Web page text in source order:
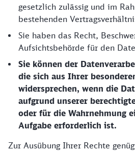
gesetzlich zulässig und im
bestehenden
Sie haben das Recht,
Aufsichtsbehörde für den
Sie können der
die sich aus Ihrer
widersprechen, wenn die
aufgrund unserer
oder für die Wahrnehmung
Aufgabe erforderlich ist.
Zur Ausübung Ihrer Rechte